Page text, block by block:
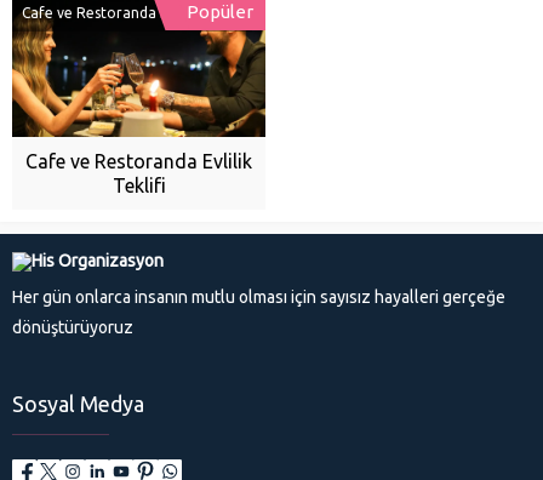
Cafe ve Restoranda Evlilik Teklifi
Popüler
Cafe ve Restoranda Evlilik
Teklifi
Her gün onlarca insanın mutlu olması için sayısız hayalleri gerçeğe
dönüştürüyoruz
Sosyal Medya